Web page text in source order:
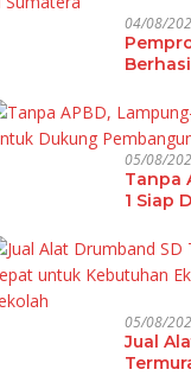
04/08/
05/08/
Tanpa
1 Siap
Data
05/08/
Jual